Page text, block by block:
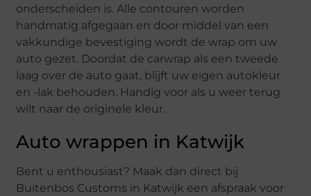
onderscheiden is. Alle contouren worden
handmatig afgegaan en door middel van een
vakkundige bevestiging wordt de wrap om uw
auto gezet. Doordat de carwrap als een tweede
laag over de auto gaat, blijft uw eigen autokleur
en -lak behouden. Handig voor als u weer terug
wilt naar de originele kleur.
Auto wrappen in Katwijk
Bent u enthousiast? Maak dan direct bij
Buitenbos Customs in Katwijk een afspraak voor